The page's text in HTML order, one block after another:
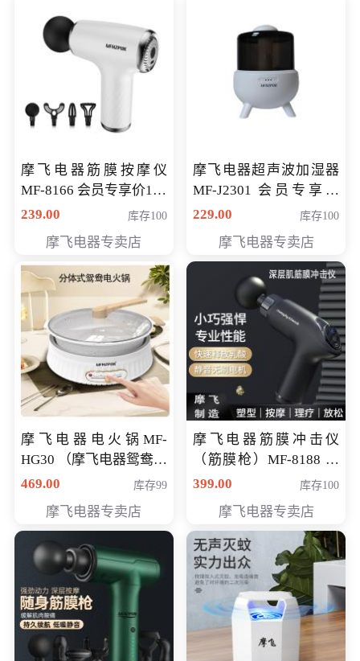
摩飞电器筋膜按摩仪
MF-8166 会员专享价168
元
239.00 库存100
摩飞电器专卖店
摩飞电器超声波加湿器
MF-J2301 会员专享价
168元
229.00 库存100
摩飞电器专卖店
摩飞电器电火锅MF-
HG30 （摩飞电器鸳鸯锅
MF-HG30 ） 会员专享价
469.00 库存99
摩飞电器专卖店
摩飞电器筋膜冲击仪
（筋膜枪）MF-8188 会
员专享价268元
399.00 库存100
摩飞电器专卖店